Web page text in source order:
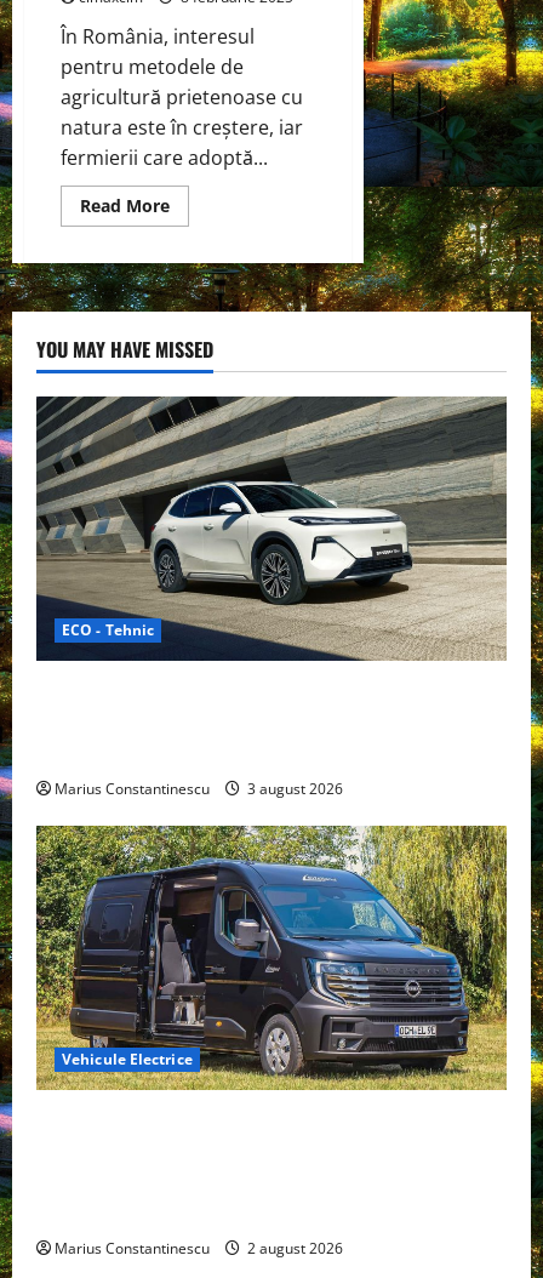
În România, interesul
pentru metodele de
agricultură prietenoase cu
natura este în creștere, iar
fermierii care adoptă...
Read MoreRead
more
sustenabilă
și
ecologică
YOU MAY HAVE MISSED
ECO - Tehnic
Marius Constantinescu 3 august 2026
Vehicule Electrice
Marius Constantinescu 2 august 2026